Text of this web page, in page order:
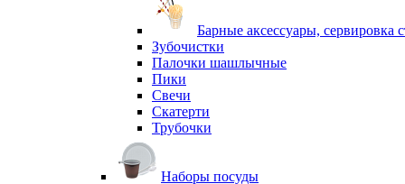
Барные аксессуары, сервировка
Зубочистки
Палочки шашлычные
Пики
Свечи
Скатерти
Трубочки
Наборы посуды